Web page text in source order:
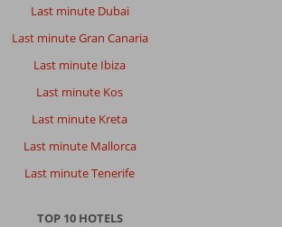
Last minute Dubai
Last minute Gran Canaria
Last minute Ibiza
Last minute Kos
Last minute Kreta
Last minute Mallorca
Last minute Tenerife
TOP 10 HOTELS